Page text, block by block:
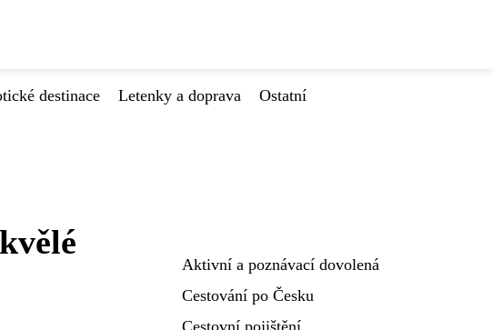
destinace Letenky a doprava
Ostatní
Aktivní a poznávací dovolená
Cestování po Česku
Cestovní pojištění